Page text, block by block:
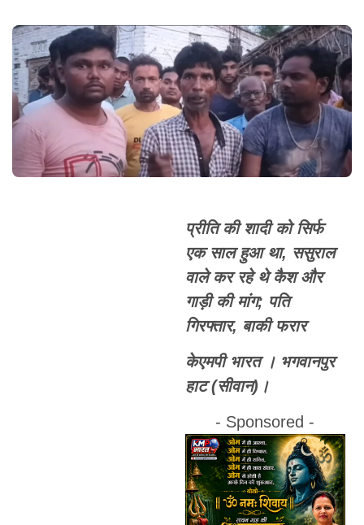
प्रीति की शादी को सिर्फ
एक साल हुआ था, ससुराल
वाले कर रहे थे कैश और
गाड़ी की मांग; पति
गिरफ्तार, बाकी फरार
केएमपी भारत । भगवानपुर
हाट (सीवान)।
- Sponsored -